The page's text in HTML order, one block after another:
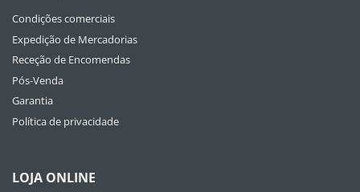
Condições comerciais
Expedição de Mercadorias
Receção de Encomendas
Pós-Venda
Garantia
Política de privacidade
LOJA ONLINE